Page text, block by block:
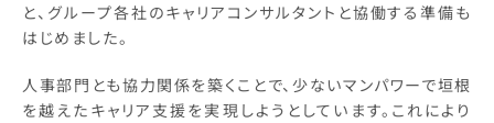
と、グループ各社のキャリアコンサルタントと協働する準備も
はじめました。
人事部門とも協力関係を築くことで、少ないマンパワーで垣根
を越えたキャリア支援を実現しようとしています。これにより